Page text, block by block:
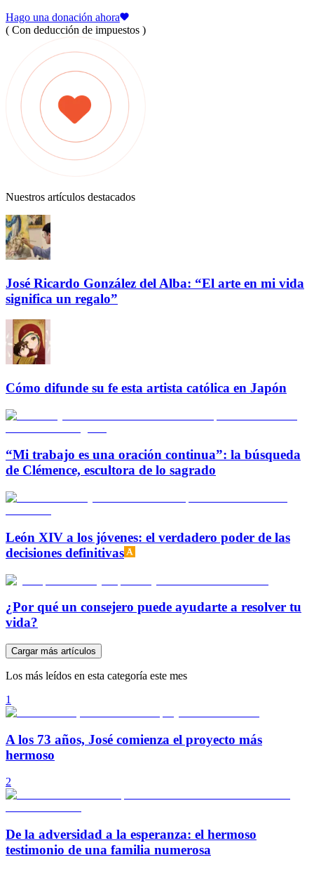
Hago una donación ahora
( Con deducción de impuestos )
Nuestros artículos destacados
José Ricardo González del Alba: “El arte en mi vida
significa un regalo”
Cómo difunde su fe esta artista católica en Japón
“Mi trabajo es una oración continua”: la búsqueda
de Clémence, escultora de lo sagrado
León XIV a los jóvenes: el verdadero poder de las
decisiones definitivas
¿Por qué un consejero puede ayudarte a resolver tu
vida?
Cargar más artículos
Los más leídos en esta categoría este mes
1
A los 73 años, José comienza el proyecto más
hermoso
2
De la adversidad a la esperanza: el hermoso
testimonio de una familia numerosa